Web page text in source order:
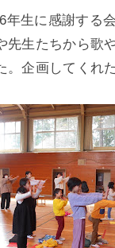
生に感謝する
先生たちから歌
企画してくれ